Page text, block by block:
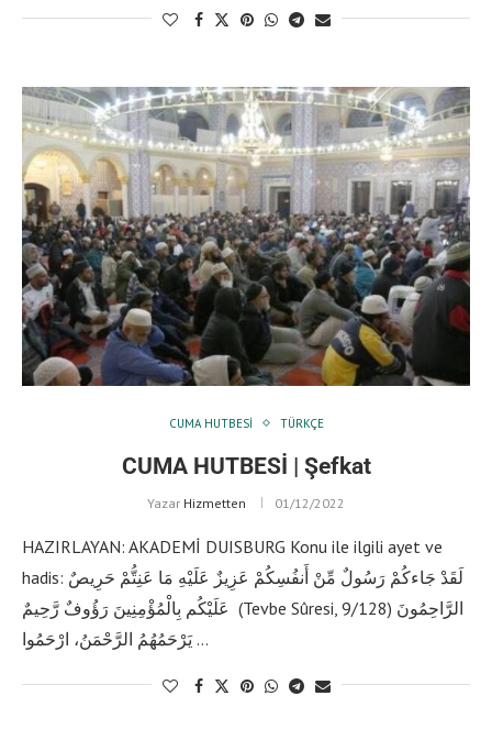
CUMA HUTBESI TÜRKÇE
CUMA HUTBESİ | Şefkat
Yazar Hizmetten 01/12/2022
HAZIRLAYAN: AKADEMİ DUISBURG Konu ile ilgili ayet ve
hadis: لَقَدْ جَاءكُمْ رَسُولٌ مِّنْ أَنفُسِكُمْ عَزِيزٌ عَلَيْهِ مَا عَنِتُّمْ حَرِيصٌ
عَلَيْكُم بِالْمُؤْمِنِينَ رَؤُوفٌ رَّحِيمٌ (Tevbe Sûresi, 9/128) الرَّاحِمُونَ
يَرْحَمُهُمُ الرَّحْمَنُ، ارْحَمُوا …